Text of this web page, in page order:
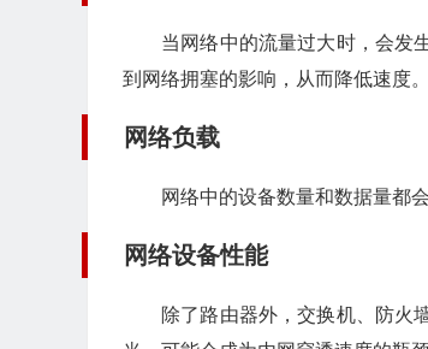
当网络中的流量过大时，会发
到网络拥塞的影响，从而降低速度。
网络负载
网络中的设备数量和数据量都
网络设备性能
除了路由器外，交换机、防火